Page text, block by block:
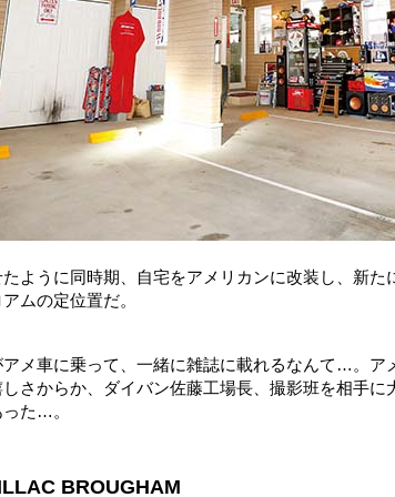
ように同時期、自宅をアメリカンに改装し、新
ムの定位置だ。
アメ車に乗って、一緒に雑誌に載れるなんて…。
しさからか、ダイバン佐藤工場長、撮影班を相手
た…。
BROUGHAM